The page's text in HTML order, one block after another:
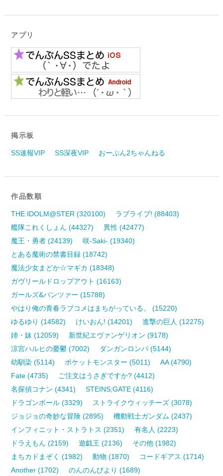
アプリ
掲示板
SS速報VIP SS深夜VIP おーぷん2ちゃんねる
作品数順
THE IDOLM@STER (320100)
ラブライブ! (88403)
艦隊これくしょん (44327)
異性 (42477)
魔王・勇者 (24139)
咲-Saki- (19340)
とある魔術の禁書目録 (18742)
魔法少女まどか☆マギカ (18348)
ガヴリールドロップアウト (16163)
ガールズ&パンツァー (15788)
やはり俺の青春ラブコメはまちがっている。 (15220)
ゆるゆり (14582)
けいおん! (14201)
進撃の巨人 (12275)
姉・妹 (12059)
新世紀エヴァンゲリオン (9178)
涼宮ハルヒの憂鬱 (7002)
ダンガンロンパ (5144)
幼馴染 (5114)
ポケットモンスター (5011)
AA (4790)
Fate (4735)
ご注文はうさぎですか? (4412)
名探偵コナン (4341)
STEINS;GATE (4116)
ドラゴンボール (3329)
ストライクウィッチーズ (3078)
ジョジョの奇妙な冒険 (2895)
機動戦士ガンダム (2437)
インフィニット・ストラトス (2351)
有名人 (2223)
ドラえもん (2159)
遊戯王 (2136)
その他 (1982)
まちカドまぞく (1982)
動物 (1870)
コードギアス (1714)
Another (1702)
のんのんびより (1689)